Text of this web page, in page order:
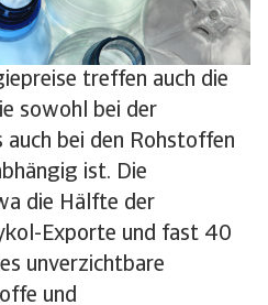
treffen auch die
sowohl bei der
auch bei den Rohstoffen
ist. Die
die Hälfte der
Exporte und fast 40
unverzichtbare
und